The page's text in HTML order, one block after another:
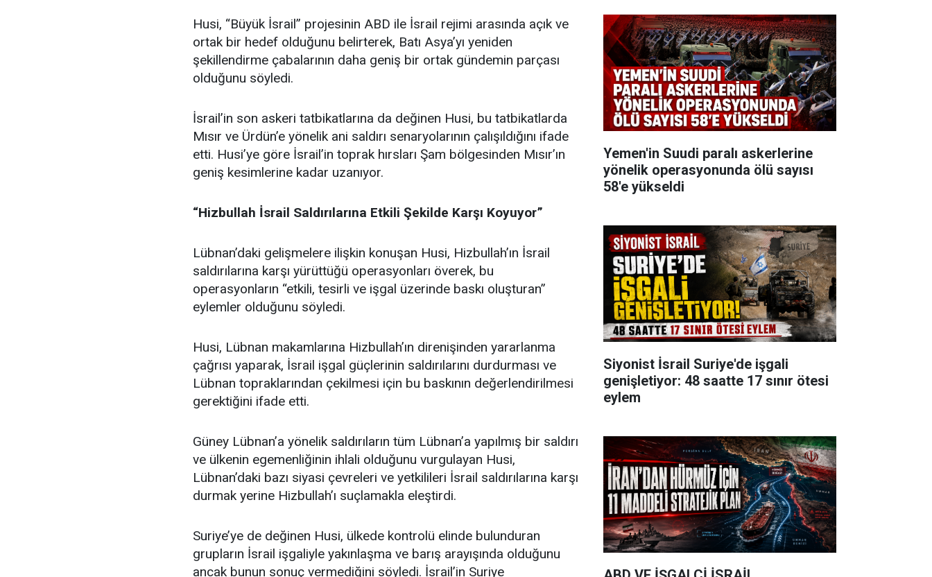
Husi, “Büyük İsrail” projesinin ABD ile İsrail rejimi arasında açık ve
ortak bir hedef olduğunu belirterek, Batı Asya’yı yeniden
şekillendirme çabalarının daha geniş bir ortak gündemin parçası
olduğunu söyledi.
İsrail’in son askeri tatbikatlarına da değinen Husi, bu tatbikatlarda
Mısır ve Ürdün’e yönelik ani saldırı senaryolarının çalışıldığını ifade
etti. Husi’ye göre İsrail’in toprak hırsları Şam bölgesinden Mısır’ın
geniş kesimlerine kadar uzanıyor.
“Hizbullah İsrail Saldırılarına Etkili Şekilde Karşı Koyuyor”
Lübnan’daki gelişmelere ilişkin konuşan Husi, Hizbullah’ın İsrail
saldırılarına karşı yürüttüğü operasyonları överek, bu
operasyonların “etkili, tesirli ve işgal üzerinde baskı oluşturan”
eylemler olduğunu söyledi.
Husi, Lübnan makamlarına Hizbullah’ın direnişinden yararlanma
çağrısı yaparak, İsrail işgal güçlerinin saldırılarını durdurması ve
Lübnan topraklarından çekilmesi için bu baskının değerlendirilmesi
gerektiğini ifade etti.
Güney Lübnan’a yönelik saldırıların tüm Lübnan’a yapılmış bir saldırı
ve ülkenin egemenliğinin ihlali olduğunu vurgulayan Husi,
Lübnan’daki bazı siyasi çevreleri ve yetkilileri İsrail saldırılarına karşı
durmak yerine Hizbullah’ı suçlamakla eleştirdi.
Suriye’ye de değinen Husi, ülkede kontrolü elinde bulunduran
grupların İsrail işgaliyle yakınlaşma ve barış arayışında olduğunu
ancak bunun sonuç vermediğini söyledi. İsrail’in Suriye
Yemen'in Suudi paralı askerlerine
yönelik operasyonunda ölü sayısı
58'e yükseldi
Siyonist İsrail Suriye'de işgali
genişletiyor: 48 saatte 17 sınır ötesi
eylem